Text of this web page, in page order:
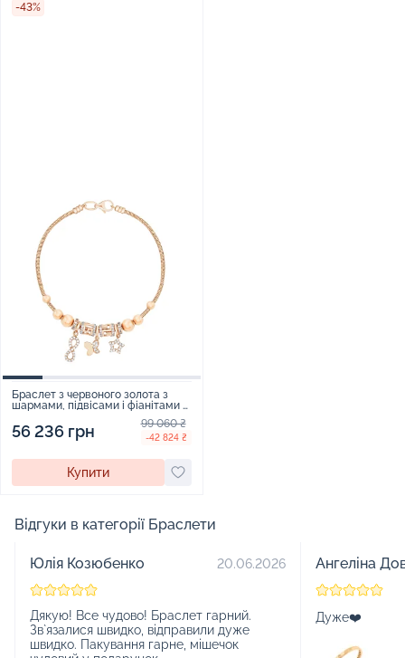
-43%
Браслет з червоного золота з
шармами, підвісами і фіанітами -
56 236 грн 99 060 ₴
-42 824 ₴
Купити
Відгуки в категорії Браслети
Юлія Козюбенко 20.06.2026
Дякую! Все чудово! Браслет гарний.
Зв`язалися швидко, відправили дуже
швидко. Пакування гарне, мішечок
Ангеліна
Дуже❤️